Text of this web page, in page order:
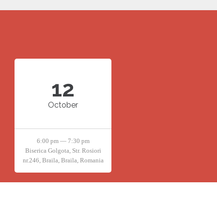
12
October
6:00 pm — 7:30 pm
Biserica Golgota, Str. Rosiori
nr.246, Braila, Braila, Romania